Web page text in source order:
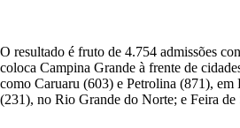
O resultado é fruto de 4.754 admissões
coloca Campina Grande à frente de
como Caruaru (603) e Petrolina (871), em
(231), no Rio Grande do Norte; e Feira de